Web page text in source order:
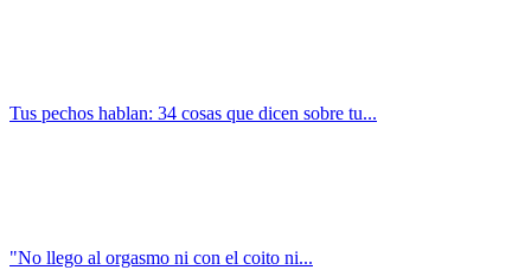
Tus pechos hablan: 34 cosas que dicen sobre tu...
"No llego al orgasmo ni con el coito ni...